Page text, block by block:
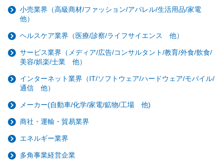
小売業界（高級商材/ファッション/アパレル/生活用品/家電
他）
ヘルスケア業界（医療/診察/ライフサイエンス 他）
サービス業界（メディア/広告/コンサルタント/教育/外食/飲食/
美容/娯楽/士業 他）
インターネット業界（IT/ソフトウェア/ハードウェア/モバイル/
通信 他）
メーカー(自動車/化学/家電/鉱物/工場 他)
商社・運輸・貿易業界
エネルギー業界
多角事業経営企業